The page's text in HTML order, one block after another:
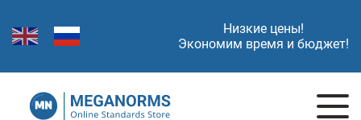
Низкие цены!
Экономим время и бюджет!